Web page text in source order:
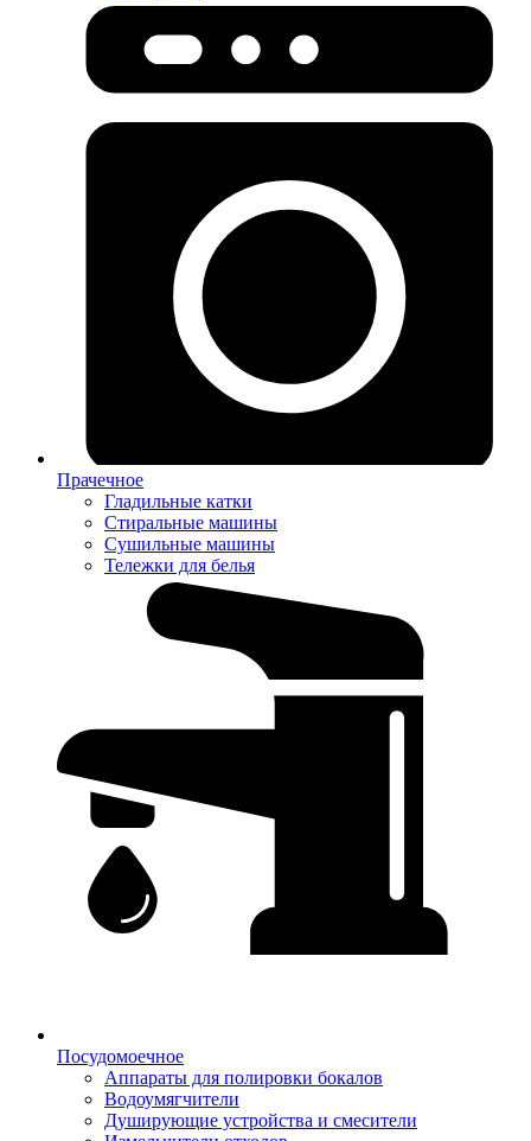
Прачечное
Гладильные катки
Стиральные машины
Сушильные машины
Тележки для белья
Посудомоечное
Аппараты для полировки бокалов
Водоумягчители
Душирующие устройства и смесители